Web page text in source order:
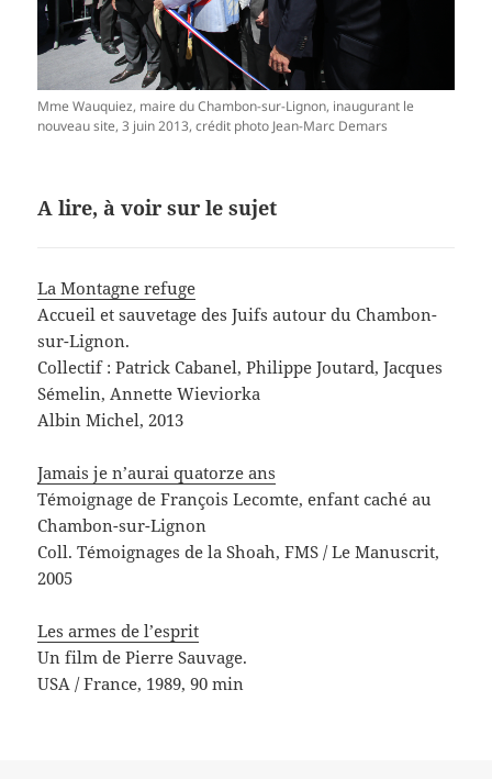
Mme Wauquiez, maire du Chambon-sur-Lignon, inaugurant le
nouveau site, 3 juin 2013, crédit photo Jean-Marc Demars
A lire, à voir sur le sujet
La Montagne refuge
Accueil et sauvetage des Juifs autour du Chambon-
sur-Lignon.
Collectif : Patrick Cabanel, Philippe Joutard, Jacques
Sémelin, Annette Wieviorka
Albin Michel, 2013
Jamais je n’aurai quatorze ans
Témoignage de François Lecomte, enfant caché au
Chambon-sur-Lignon
Coll. Témoignages de la Shoah, FMS / Le Manuscrit,
2005
Les armes de l’esprit
Un film de Pierre Sauvage.
USA / France, 1989, 90 min